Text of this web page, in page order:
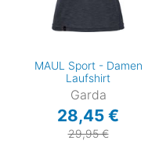
MAUL Sport - Damen
Laufshirt
Garda
28,45 €
29,95 €